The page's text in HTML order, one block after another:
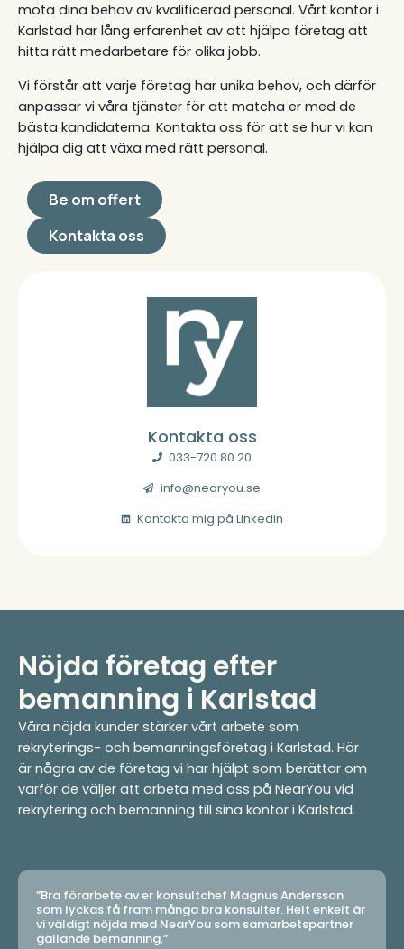
möta dina behov av kvalificerad personal. Vårt kontor i
Karlstad har lång erfarenhet av att hjälpa företag att
hitta rätt medarbetare för olika jobb.
Vi förstår att varje företag har unika behov, och därför
anpassar vi våra tjänster för att matcha er med de
bästa kandidaterna. Kontakta oss för att se hur vi kan
hjälpa dig att växa med rätt personal.
Be om offert
Kontakta oss
Kontakta oss
033-720 80 20
info@nearyou.se
Kontakta mig på Linkedin
Nöjda företag efter
bemanning i Karlstad
Våra nöjda kunder stärker vårt arbete som
rekryterings- och bemanningsföretag i Karlstad. Här
är några av de företag vi har hjälpt som berättar om
varför de väljer att arbeta med oss på NearYou vid
rekrytering och bemanning till sina kontor i Karlstad.
”Bra förarbete av er konsultchef Magnus Andersson
som lyckas få fram många bra konsulter. Helt enkelt är
vi väldigt nöjda med NearYou som samarbetspartner
gällande bemanning.”